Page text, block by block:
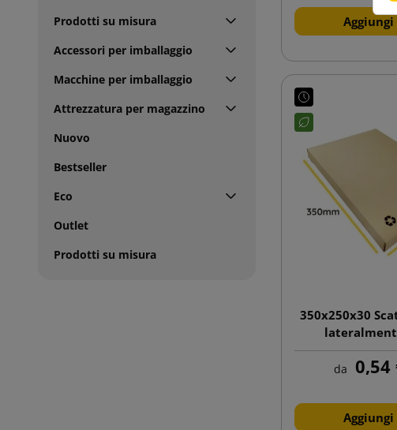
Prodotti su misura
Accessori per imballaggio
Macchine per imballaggio
Attrezzatura per magazzino
Nuovo
Bestseller
Eco
Outlet
Prodotti su misura
350x250x30
da 0,54